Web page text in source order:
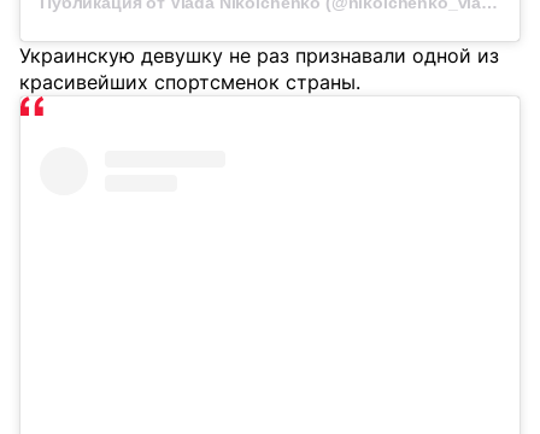
Украинскую девушку не раз признавали одной из
красивейших спортсменок страны.